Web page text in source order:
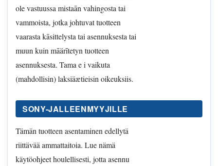
ole vastuussa mistaān vahingosta tai
vammoista, jotka johtuvat tuotteen
vaarasta kāsittelysta tai asennuksesta tai
muun kuin māärītetyn tuotteen
asennuksesta. Tama e i vaikuta
(mahdollisin) laksiäætieisin oikeuksiis.
SONY-JALLEENMYYJILLE
Tämän tuotteen asentaminen edellytä
riittävää ammattaitoia. Lue nämä
käytöohjeet houlellisesti, jotta asennu